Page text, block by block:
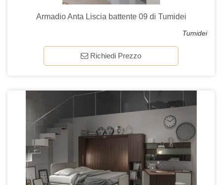
Armadio Anta Liscia battente 09 di Tumidei
Tumidei
Richiedi Prezzo